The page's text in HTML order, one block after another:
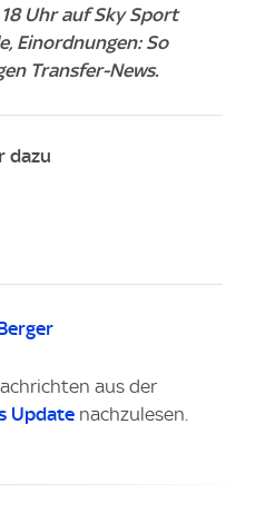
Uhr auf Sky Sport
Einordnungen: So
Transfer-News.
dazu
aus der
Update nachzulesen.